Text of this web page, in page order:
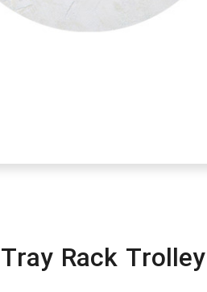
Tray Rack Trolley